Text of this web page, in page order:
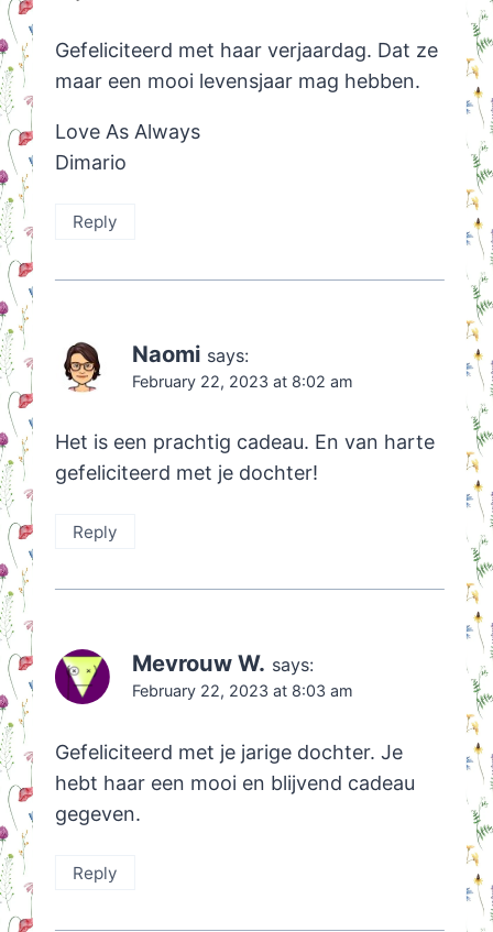
Gefeliciteerd met haar verjaardag. Dat ze
maar een mooi levensjaar mag hebben.
Love As Always
Dimario
Reply
Naomi says:
February 22, 2023 at 8:02 am
Het is een prachtig cadeau. En van harte
gefeliciteerd met je dochter!
Reply
Mevrouw W. says:
February 22, 2023 at 8:03 am
Gefeliciteerd met je jarige dochter. Je
hebt haar een mooi en blijvend cadeau
gegeven.
Reply